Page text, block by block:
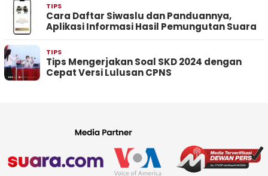
TIPS
Cara Daftar Siwaslu dan Panduannya,
Aplikasi Informasi Hasil Pemungutan Suara
TIPS
Tips Mengerjakan Soal SKD 2024 dengan
Cepat Versi Lulusan CPNS